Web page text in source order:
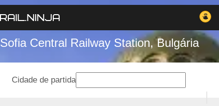
Sofia Central Railway Station, Bulgária
Cidade de partida